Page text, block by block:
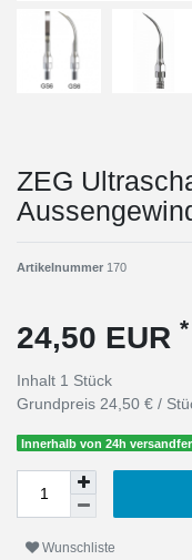
ZEG
Artikelnummer 170
24,50 EUR *
Inhalt 1 Stück
Grundpreis 24,50 € /
Innerhalb von 24h
Wunschliste